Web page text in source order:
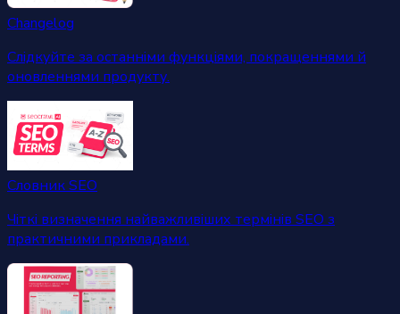
Changelog
Слідкуйте за останніми функціями, покращеннями й
оновленнями продукту.
Словник SEO
Чіткі визначення найважливіших термінів SEO з
практичними прикладами.